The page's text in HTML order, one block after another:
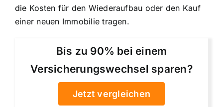
die Kosten für den Wiederaufbau oder den Kauf
einer neuen Immobilie tragen.
Bis zu 90% bei einem
Versicherungswechsel sparen?
Jetzt vergleichen